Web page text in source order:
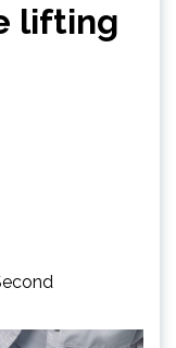
lifting